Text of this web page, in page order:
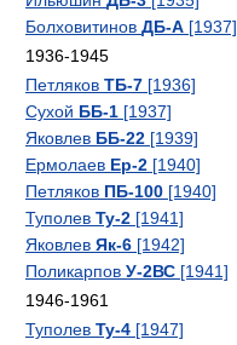
Болховитинов ДБ-А [1937]
1936-1945
Петляков ТБ-7 [1936]
Сухой ББ-1 [1937]
Яковлев ББ-22 [1939]
Ермолаев Ер-2 [1940]
Петляков ПБ-100 [1940]
Туполев Ту-2 [1941]
Яковлев Як-6 [1942]
Поликарпов У-2ВС [1941]
1946-1961
Туполев Ту-4 [1947]